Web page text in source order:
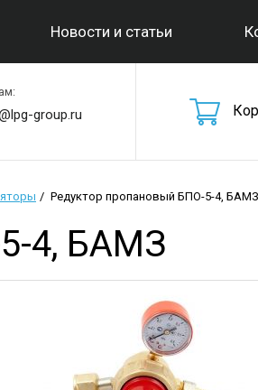
Новости и статьи
group.ru
Редуктор пропановый БПО-5-4, БАМЗ
4, БАМЗ